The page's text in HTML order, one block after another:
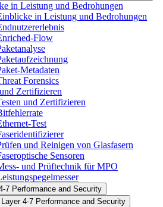
in Leistung und Bedrohungen
in Leistung und Bedrohungen
Flow
Metadaten
Forensics
Zertifizieren
und Zertifizieren
Test
und Reinigen von Glasfasern
Sensoren
und Prüftechnik für MPO
7 Performance and Security
Layer 4-7 Performance and Security